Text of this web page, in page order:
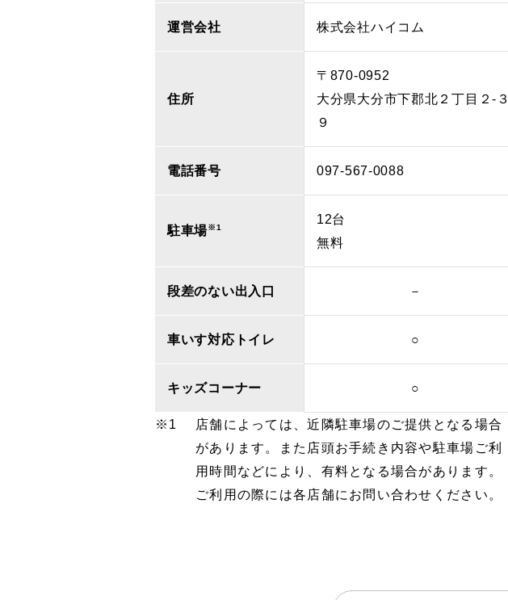
運営会社 株式会社ハイコム
住所
〒870-0952
大分県大分市下郡北２丁目２‐３
９
電話番号 097-567-0088
駐車場※1
12台
無料
段差のない出入口 －
車いす対応トイレ ○
キッズコーナー ○
店舗によっては、近隣駐車場のご提供となる場合
があります。また店頭お手続き内容や駐車場ご利
用時間などにより、有料となる場合があります。
ご利用の際には各店舗にお問い合わせください。